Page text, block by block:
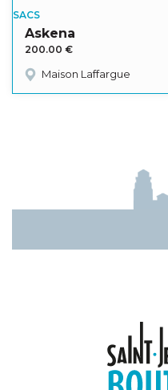
SACS
Askena
200.00 €
Maison Laffargue